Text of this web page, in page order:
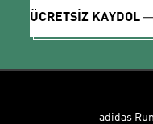
ÜCRETSİZ KAYDOL
adidas